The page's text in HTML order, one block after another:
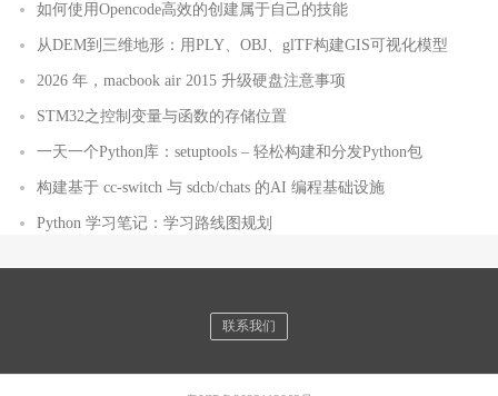
如何使用Opencode高效的创建属于自己的技能
从DEM到三维地形：用PLY、OBJ、glTF构建GIS可视化模型
2026 年，macbook air 2015 升级硬盘注意事项
STM32之控制变量与函数的存储位置
一天一个Python库：setuptools – 轻松构建和分发Python包
构建基于 cc-switch 与 sdcb/chats 的AI 编程基础设施
Python 学习笔记：学习路线图规划
联系我们